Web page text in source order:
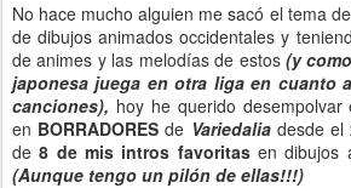
No hace mucho alguien me sacó el tema
de dibujos animados occidentales y
de animes y las melodías de estos (y
japonesa juega en otra liga en cuanto
canciones), hoy he querido
en BORRADORESde Variedalia desde el
de8 de mis intros favoritasen dibujos
(Aunque tengo un pilón de ellas!!!)